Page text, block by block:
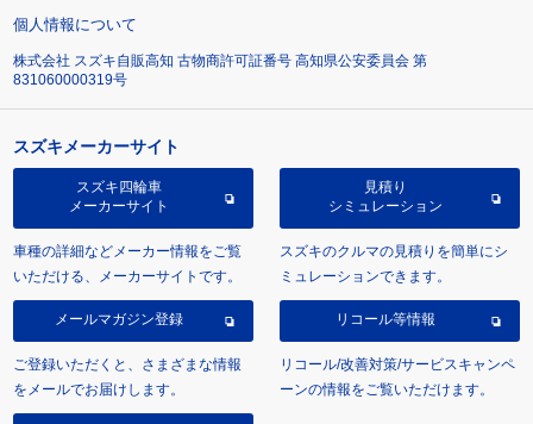
個人情報について
株式会社 スズキ自販高知 古物商許可証番号 高知県公安委員会 第
831060000319号
スズキメーカーサイト
スズキ四輪車
メーカーサイト
車種の詳細などメーカー情報をご覧
いただける、メーカーサイトです。
見積り
シミュレーション
スズキのクルマの見積りを簡単にシ
ミュレーションできます。
メールマガジン登録
ご登録いただくと、さまざまな情報
をメールでお届けします。
リコール等情報
リコール/改善対策/サービスキャンペ
ーンの情報をご覧いただけます。